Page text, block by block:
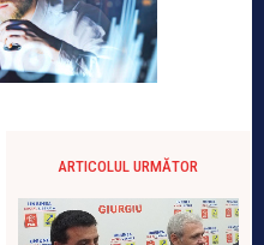
ARTICOLUL URMĂTOR